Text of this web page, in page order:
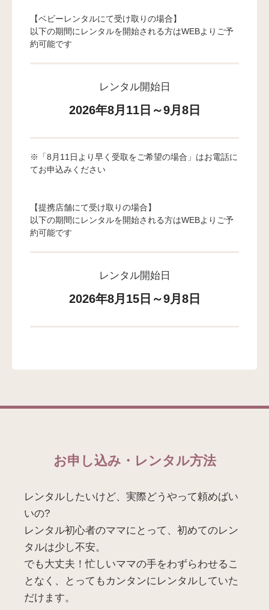
【ベビーレンタルにて受け取りの場合】
以下の期間にレンタルを開始される方はWEBよりご予
約可能です
レンタル開始日
2026年8月11日～9月8日
※「8月11日より早く受取をご希望の場合」はお電話に
てお申込みください
【提携店舗にて受け取りの場合】
以下の期間にレンタルを開始される方はWEBよりご予
約可能です
レンタル開始日
2026年8月15日～9月8日
お申し込み・レンタル方法
レンタルしたいけど、実際どうやって頼めばい
いの?
レンタル初心者のママにとって、初めてのレン
タルは少し不安。
でも大丈夫！忙しいママの手をわずらわせるこ
となく、とってもカンタンにレンタルしていた
だけます。